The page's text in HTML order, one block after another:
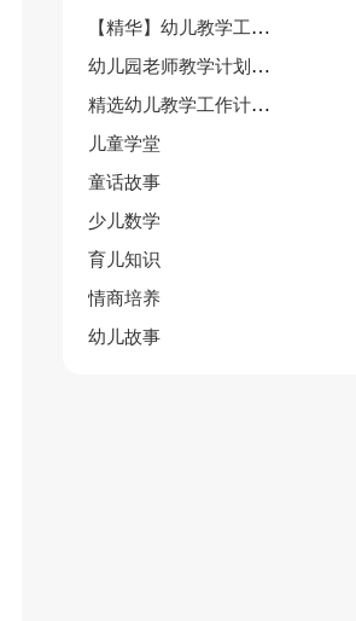
【精华】幼儿教学工作计划十篇
幼儿园老师教学计划通用11篇
精选幼儿教学工作计划范文十篇
儿童学堂
童话故事
少儿数学
育儿知识
情商培养
幼儿故事